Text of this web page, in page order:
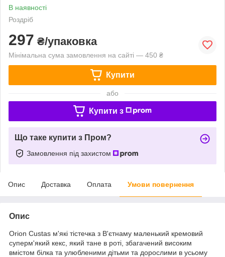
В наявності
Роздріб
297 ₴/упаковка
Мінімальна сума замовлення на сайті — 450 ₴
Купити
або
Купити з
Що таке купити з Пром?
Замовлення під захистом
Опис Доставка Оплата Умови повернення
Опис
Orion Custas м'які тістечка з В'єтнаму маленький кремовий
суперм'який кекс, який тане в роті, збагачений високим
вмістом білка та улюбленими дітьми та дорослими в усьому